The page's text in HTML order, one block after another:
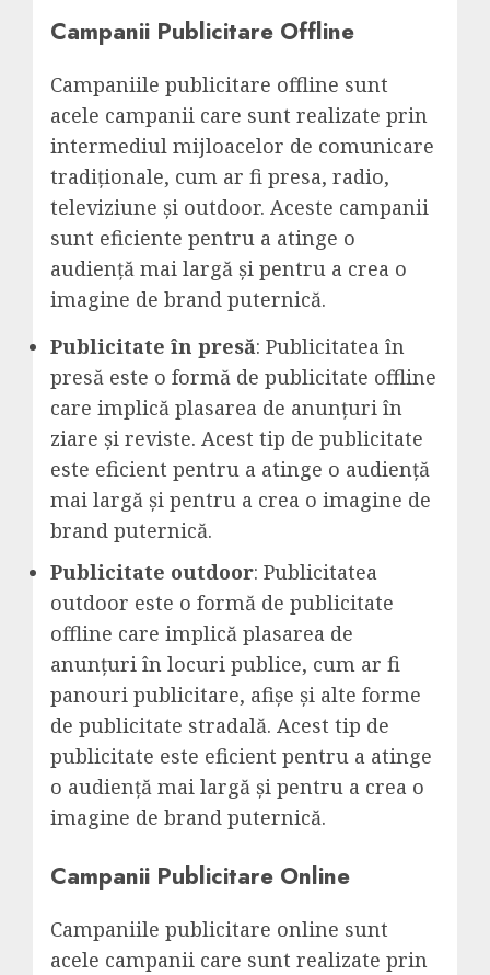
Campanii Publicitare Offline
Campaniile publicitare offline sunt
acele campanii care sunt realizate prin
intermediul mijloacelor de comunicare
tradiționale, cum ar fi presa, radio,
televiziune și outdoor. Aceste campanii
sunt eficiente pentru a atinge o
audiență mai largă și pentru a crea o
imagine de brand puternică.
Publicitate în presă: Publicitatea în
presă este o formă de publicitate offline
care implică plasarea de anunțuri în
ziare și reviste. Acest tip de publicitate
este eficient pentru a atinge o audiență
mai largă și pentru a crea o imagine de
brand puternică.
Publicitate outdoor: Publicitatea
outdoor este o formă de publicitate
offline care implică plasarea de
anunțuri în locuri publice, cum ar fi
panouri publicitare, afișe și alte forme
de publicitate stradală. Acest tip de
publicitate este eficient pentru a atinge
o audiență mai largă și pentru a crea o
imagine de brand puternică.
Campanii Publicitare Online
Campaniile publicitare online sunt
acele campanii care sunt realizate prin